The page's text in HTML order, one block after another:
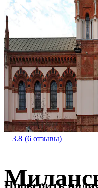
3.8 (6 отзывы)